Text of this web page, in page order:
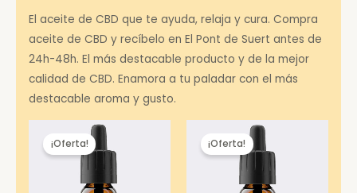
El aceite de CBD que te ayuda, relaja y cura. Compra
aceite de CBD y recíbelo en El Pont de Suert antes de
24h-48h. El más destacable producto y de la mejor
calidad de CBD. Enamora a tu paladar con el más
destacable aroma y gusto.
¡Oferta! ¡Oferta!